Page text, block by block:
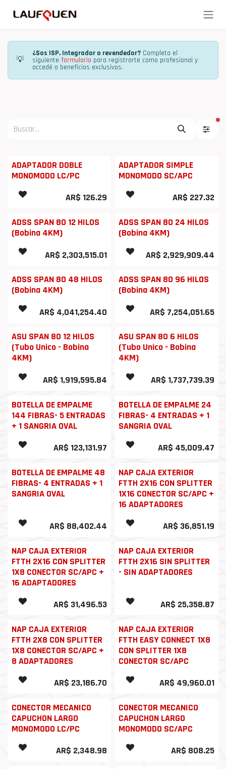
💡
¿Sos ISP, Integrador o revendedor? Completa el
siguiente formulario para registrarte como profesional y
accedé a beneficios exclusivos.
ADAPTADOR DOBLE
MONOMODO LC/PC
AR$ 126.29
ADAPTADOR SIMPLE
MONOMODO SC/APC
AR$ 227.32
ADSS SPAN 80 12 HILOS
(Bobina 4KM)
AR$ 2,303,515.01
ADSS SPAN 80 24 HILOS
(Bobina 4KM)
AR$ 2,929,909.44
ADSS SPAN 80 48 HILOS
(Bobina 4KM)
AR$ 4,041,254.40
ADSS SPAN 80 96 HILOS
(Bobina 4KM)
AR$ 7,254,051.65
ASU SPAN 80 12 HILOS
(Tubo Unico - Bobina
4KM)
AR$ 1,919,595.84
ASU SPAN 80 6 HILOS
(Tubo Unico - Bobina
4KM)
AR$ 1,737,739.39
BOTELLA DE EMPALME
144 FIBRAS- 5 ENTRADAS
+ 1 SANGRIA OVAL
AR$ 123,131.97
BOTELLA DE EMPALME 24
FIBRAS- 4 ENTRADAS + 1
SANGRIA OVAL
AR$ 45,009.47
BOTELLA DE EMPALME 48
FIBRAS- 4 ENTRADAS + 1
SANGRIA OVAL
AR$ 88,402.44
NAP CAJA EXTERIOR
FTTH 2X16 CON SPLITTER
1X16 CONECTOR SC/APC +
16 ADAPTADORES
AR$ 36,851.19
NAP CAJA EXTERIOR
FTTH 2X16 CON SPLITTER
1X8 CONECTOR SC/APC +
16 ADAPTADORES
AR$ 31,496.53
NAP CAJA EXTERIOR
FTTH 2X16 SIN SPLITTER
- SIN ADAPTADORES
AR$ 25,358.87
NAP CAJA EXTERIOR
FTTH 2X8 CON SPLITTER
1X8 CONECTOR SC/APC +
8 ADAPTADORES
AR$ 23,186.70
NAP CAJA EXTERIOR
FTTH EASY CONNECT 1X8
CON SPLITTER 1X8
CONECTOR SC/APC
AR$ 49,960.01
CONECTOR MECANICO
CAPUCHON LARGO
MONOMODO LC/PC
AR$ 2,348.98
CONECTOR MECANICO
CAPUCHON LARGO
MONOMODO SC/APC
AR$ 808.25